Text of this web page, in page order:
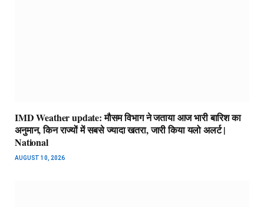
IMD Weather update: मौसम विभाग ने जताया आज भारी बारिश का
अनुमान, किन राज्यों में सबसे ज्यादा खतरा, जारी किया यलो अलर्ट |
National
AUGUST 10, 2026